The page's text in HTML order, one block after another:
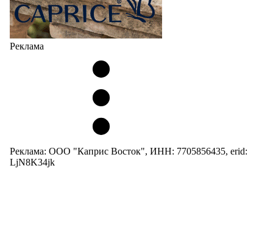
Реклама
Реклама: ООО "Каприс Восток", ИНН: 7705856435, erid:
LjN8K34jk